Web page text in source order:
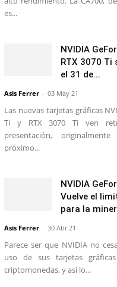
es...
NVIDIA
RTX 3070 Ti
el 31 de...
Asis Ferrer - 03 May 21
Las nuevas tarjetas gráficas
Ti y RTX 3070 Ti ven
presentación,
próximo...
NVIDIA
Vuelve el
para la
Asis Ferrer - 30 Abr 21
Parece ser que NVIDIA no
uso de sus tarjetas
criptomonedas, y así lo...